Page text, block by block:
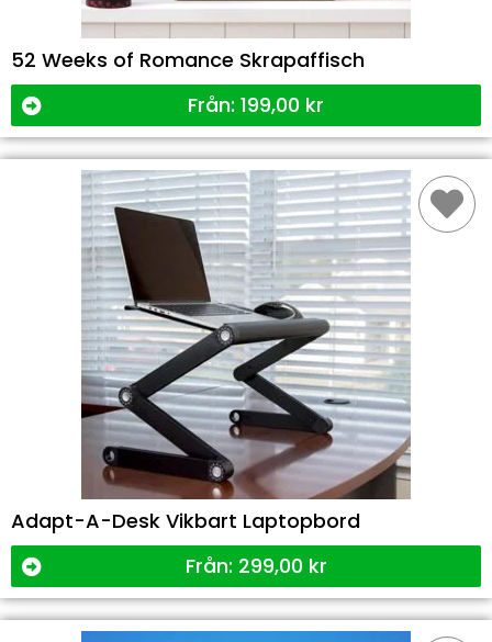
52 Weeks of Romance Skrapaffisch
Från: 199,00 kr
Adapt-A-Desk Vikbart Laptopbord
Från: 299,00 kr